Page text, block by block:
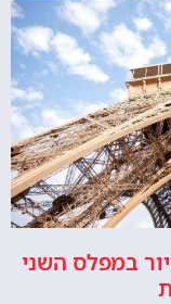
במפלס השני